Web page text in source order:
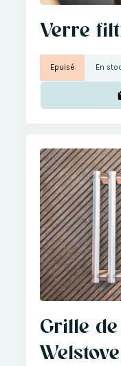
Verre
Epuisé En
Grille